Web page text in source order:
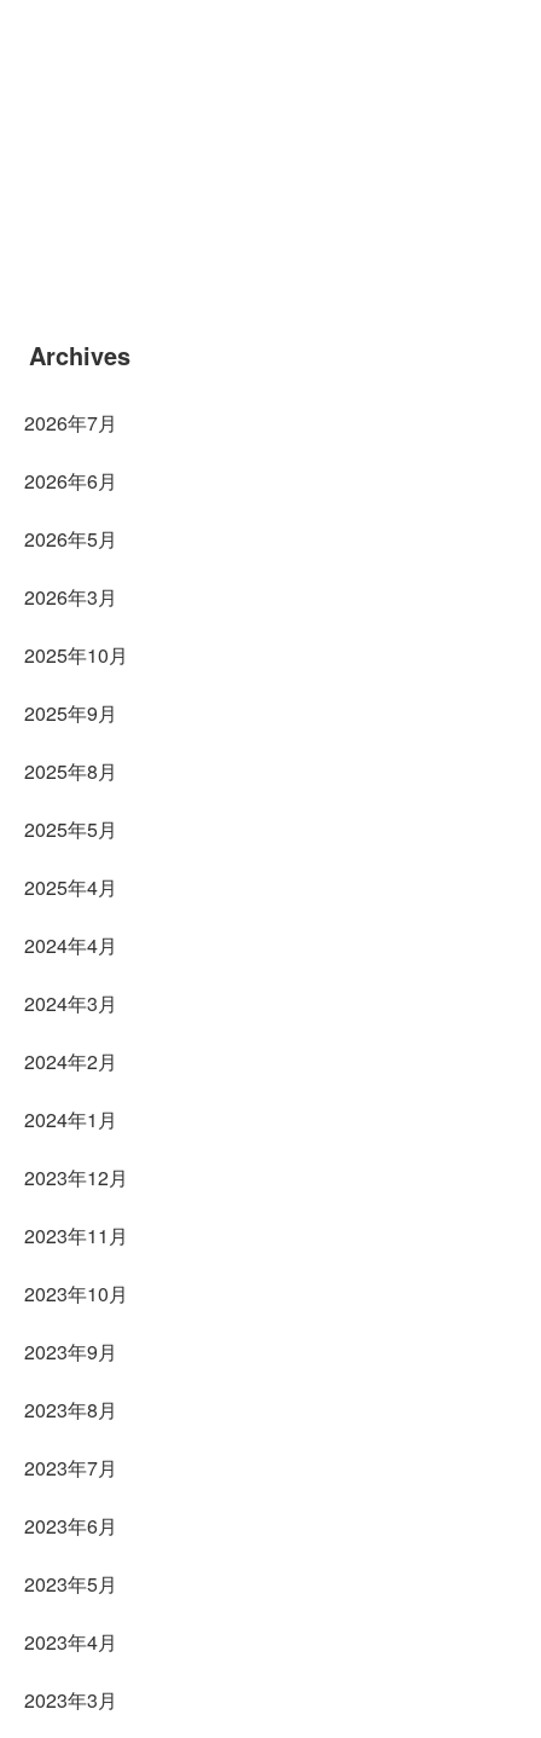
Archives
2026年7月
2026年6月
2026年5月
2026年3月
2025年10月
2025年9月
2025年8月
2025年5月
2025年4月
2024年4月
2024年3月
2024年2月
2024年1月
2023年12月
2023年11月
2023年10月
2023年9月
2023年8月
2023年7月
2023年6月
2023年5月
2023年4月
2023年3月